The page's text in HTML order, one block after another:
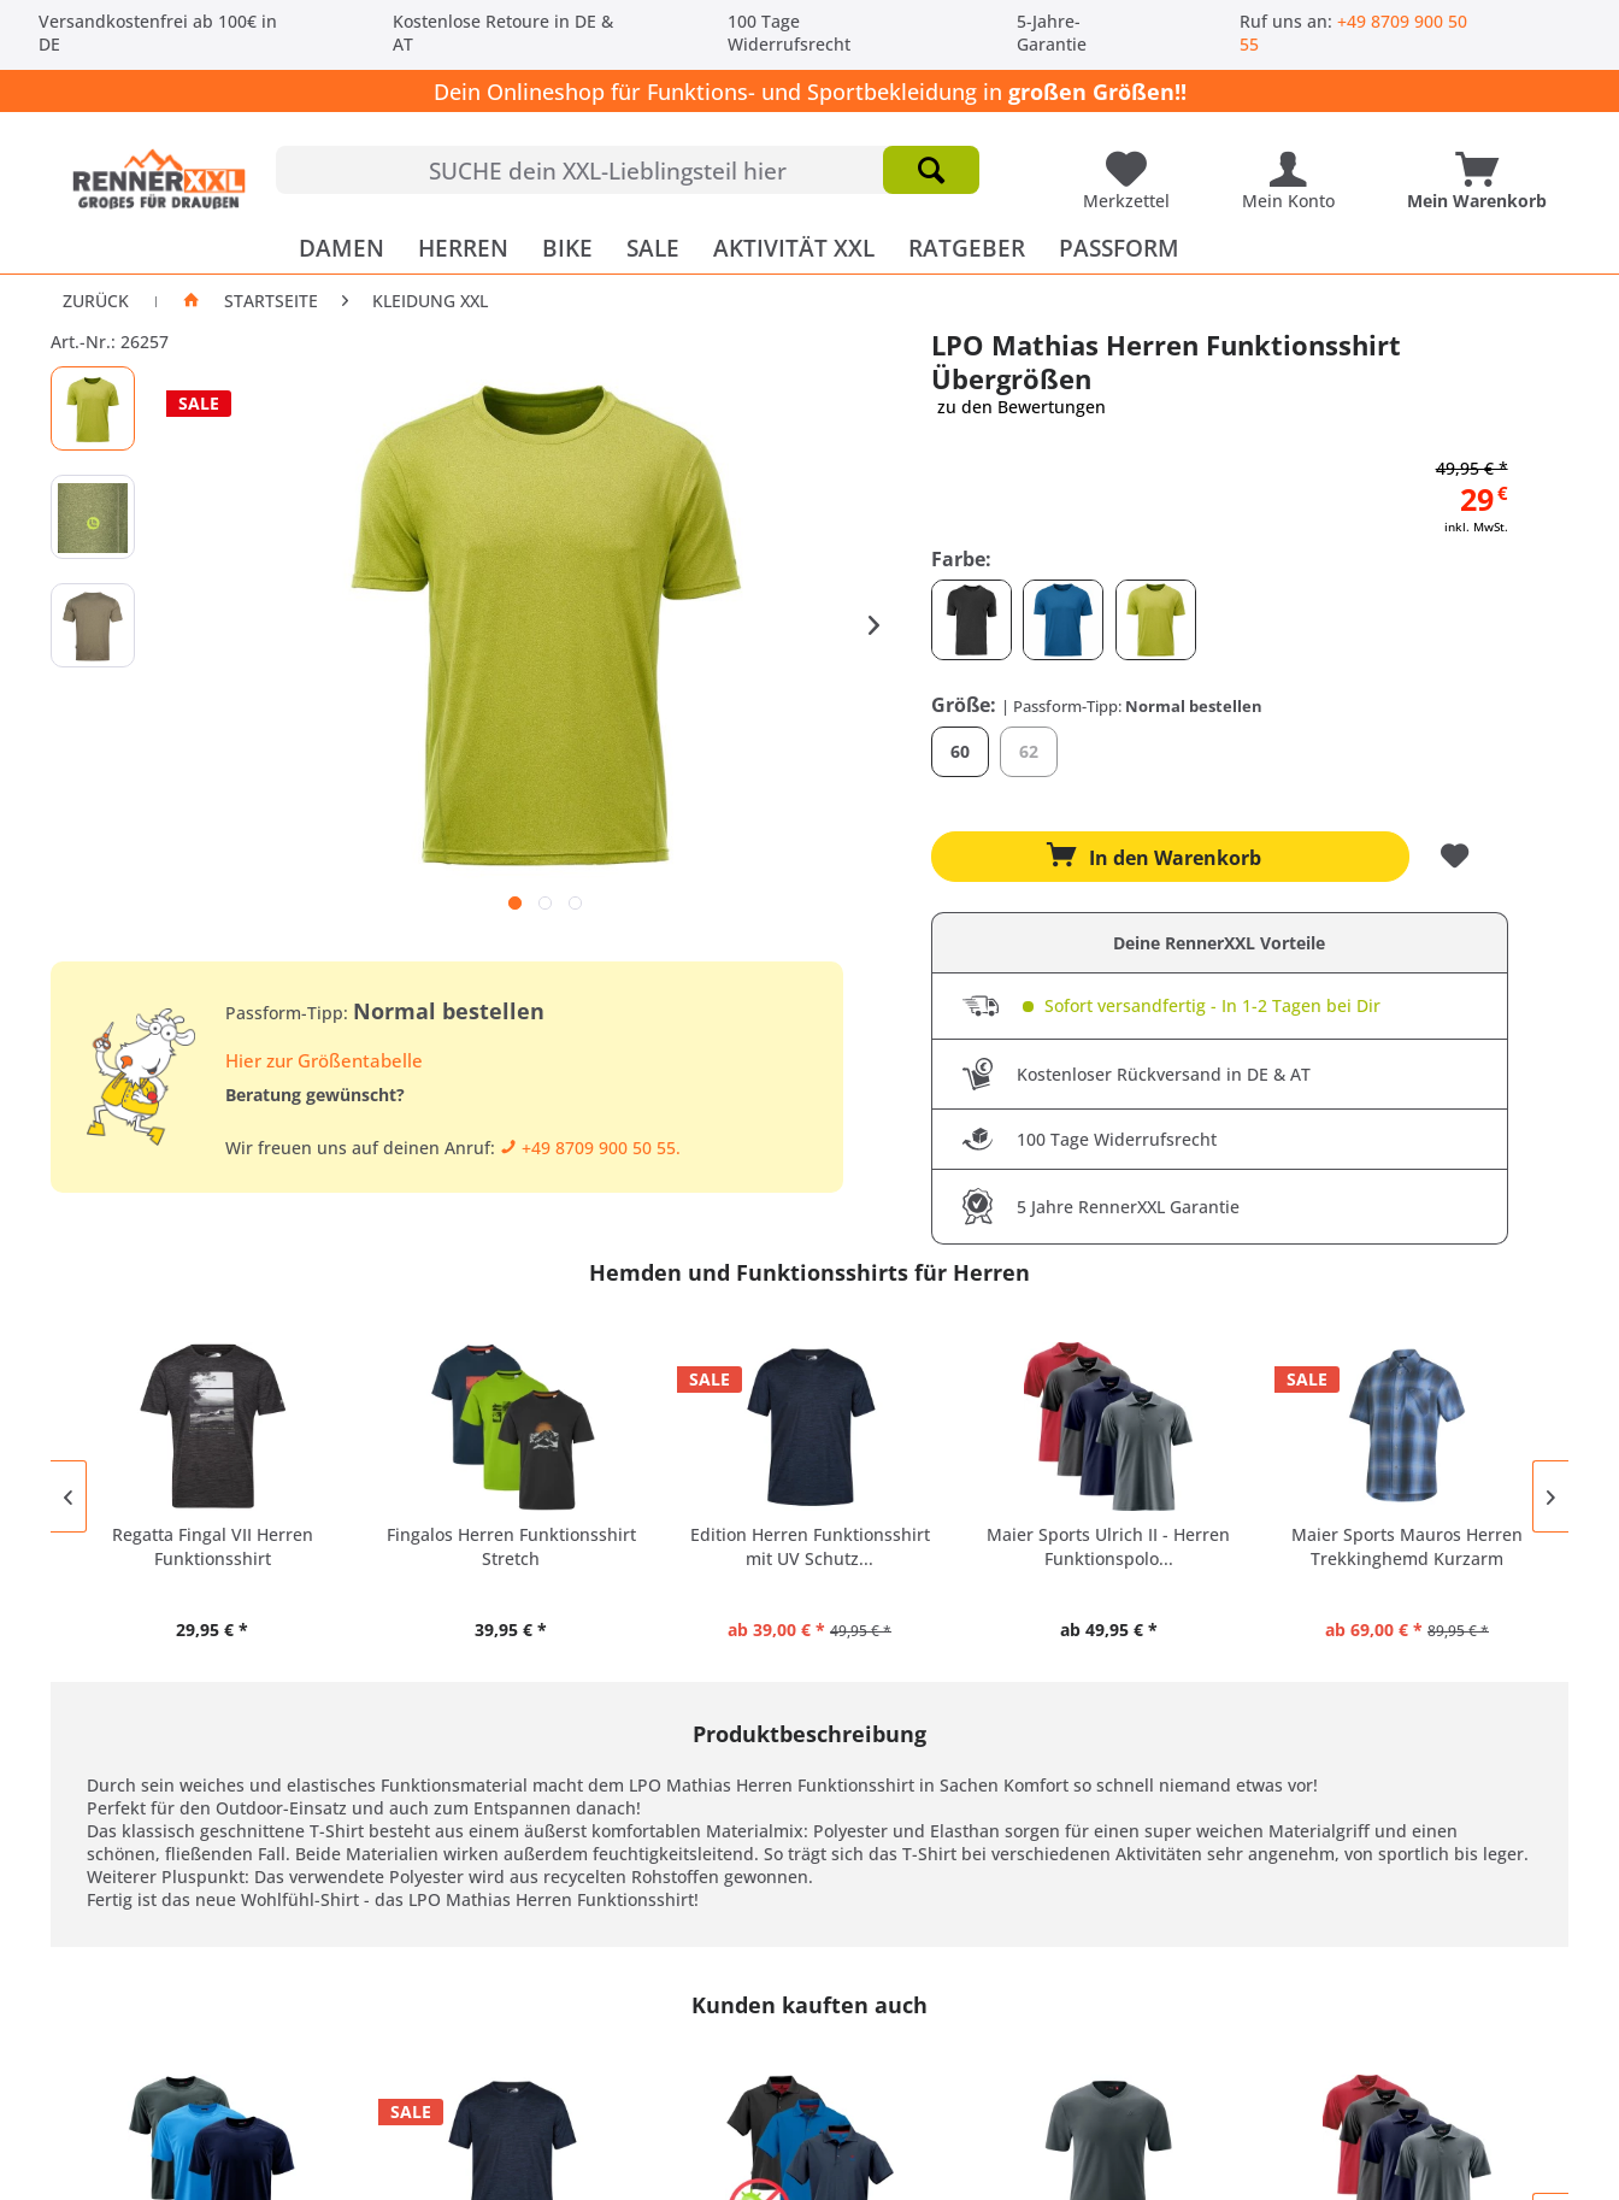
Versandkostenfrei ab 100€ in
DE
Kostenlose Retoure in DE &
AT
100 Tage
Widerrufsrecht
5-Jahre-
Garantie
Ruf uns an:+49 8709 900 50
55
Dein Onlineshop für Funktions- und Sportbekleidung in großen Größen!!
Merkzettel Mein Konto Mein Warenkorb
DAMEN HERREN BIKE SALE AKTIVITÄT XXL RATGEBER PASSFORM
ZURÜCK | STARTSEITE KLEIDUNG XXL
SALE
Passform-Tipp: Normal bestellen
Hier zur Größentabelle
Beratung gewünscht?
Wir freuen uns auf deinen Anruf: +49 8709 900 50 55.
LPO Mathias Herren Funktionsshirt
Übergrößen
Art.-Nr.: 26257
zu den Bewertungen
29€
inkl. MwSt.
49,95 € *
Farbe:
Größe: | Passform-Tipp: Normal bestellen
60 62
In den Warenkorb
Deine RennerXXL Vorteile
Sofort versandfertig - In 1-2 Tagen bei Dir
Kostenloser Rückversand in DE & AT
100 Tage Widerrufsrecht
5 Jahre RennerXXL Garantie
Hemden und Funktionsshirts für Herren
Regatta Fingal VII Herren
Funktionsshirt
29,95 € *
Fingalos Herren Funktionsshirt
Stretch
39,95 € *
SALE
Edition Herren Funktionsshirt
mit UV Schutz...
ab 39,00 € * 49,95 € *
Maier Sports Ulrich II - Herren
Funktionspolo...
ab 49,95 € *
SALE
Maier Sports Mauros Herren
Trekkinghemd Kurzarm
ab 69,00 € * 89,95 € *
Produktbeschreibung
Durch sein weiches und elastisches Funktionsmaterial macht dem LPO Mathias Herren Funktionsshirt in Sachen Komfort so schnell niemand etwas vor!
Perfekt für den Outdoor-Einsatz und auch zum Entspannen danach!
Das klassisch geschnittene T-Shirt besteht aus einem äußerst komfortablen Materialmix: Polyester und Elasthan sorgen für einen super weichen Materialgriff und einen
schönen, fließenden Fall. Beide Materialien wirken außerdem feuchtigkeitsleitend. So trägt sich das T-Shirt bei verschiedenen Aktivitäten sehr angenehm, von sportlich bis leger.
Weiterer Pluspunkt: Das verwendete Polyester wird aus recycelten Rohstoffen gewonnen.
Fertig ist das neue Wohlfühl-Shirt - das LPO Mathias Herren Funktionsshirt!
Kunden kauften auch
SALE